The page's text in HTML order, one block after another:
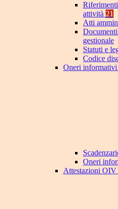
attività 21
Atti
gestionale
Statuti e
Codice
Oneri informativi
Oneri
Attestazioni OIV